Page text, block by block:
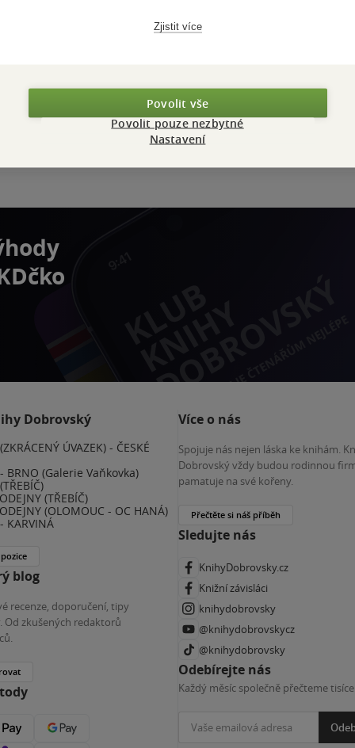
Dobrovský
ÚVAZEK) - ČESKÉ
BRNO (Galerie Vaňkovka)
(TŘEBÍČ)
(OLOMOUC - OC HANÁ)
KARVINÁ
blog
recenze, doporučení, tipy
Od zkušených redaktorů
Více o nás
Spojuje nás nejen láska ke knihám.
Dobrovský vždy budou rodinnou
pamatuje na své kořeny.
Přečtěte si náš příběh
Sledujte nás
KnihyDobrovsky.cz
Knižní závisláci
knihydobrovsky
@knihydobrovskycz
@knihydobrovsky
Odebírejte nás
Každý měsíc společně přečteme
Zjistit více
Povolit vše
Povolit pouze nezbytné
Nastavení